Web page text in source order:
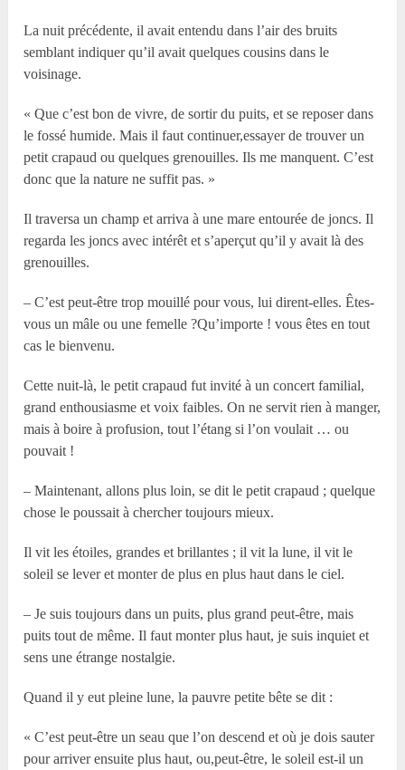
La nuit précédente, il avait entendu dans l’air des bruits
semblant indiquer qu’il avait quelques cousins dans le
voisinage.
« Que c’est bon de vivre, de sortir du puits, et se reposer dans
le fossé humide. Mais il faut continuer,essayer de trouver un
petit crapaud ou quelques grenouilles. Ils me manquent. C’est
donc que la nature ne suffit pas. »
Il traversa un champ et arriva à une mare entourée de joncs. Il
regarda les joncs avec intérêt et s’aperçut qu’il y avait là des
grenouilles.
– C’est peut-être trop mouillé pour vous, lui dirent-elles. Êtes-
vous un mâle ou une femelle ?Qu’importe ! vous êtes en tout
cas le bienvenu.
Cette nuit-là, le petit crapaud fut invité à un concert familial,
grand enthousiasme et voix faibles. On ne servit rien à manger,
mais à boire à profusion, tout l’étang si l’on voulait … ou
pouvait !
– Maintenant, allons plus loin, se dit le petit crapaud ; quelque
chose le poussait à chercher toujours mieux.
Il vit les étoiles, grandes et brillantes ; il vit la lune, il vit le
soleil se lever et monter de plus en plus haut dans le ciel.
– Je suis toujours dans un puits, plus grand peut-être, mais
puits tout de même. Il faut monter plus haut, je suis inquiet et
sens une étrange nostalgie.
Quand il y eut pleine lune, la pauvre petite bête se dit :
« C’est peut-être un seau que l’on descend et où je dois sauter
pour arriver ensuite plus haut, ou,peut-être, le soleil est-il un